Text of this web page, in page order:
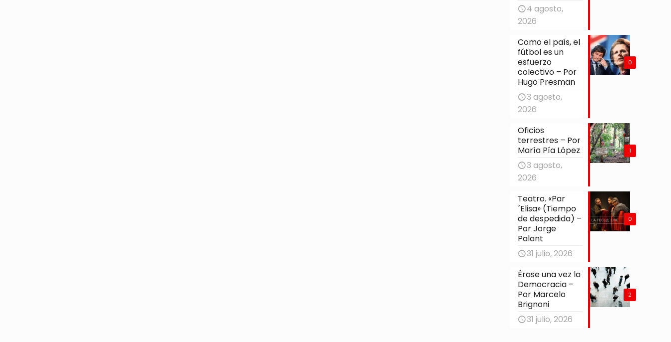
4 agosto,
2026
0
Como el país, el
fútbol es un
esfuerzo
colectivo – Por
Hugo Presman
3 agosto,
2026
1
Oficios
terrestres – Por
María Pía López
3 agosto,
2026
0
Teatro. «Par
´Elisa» (Tiempo
de despedida) –
Por Jorge
Palant
31 julio, 2026
2
Érase una vez la
Democracia –
Por Marcelo
Brignoni
31 julio, 2026